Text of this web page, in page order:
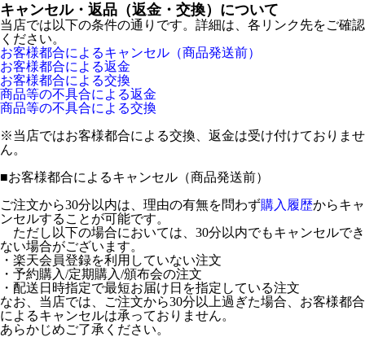
キャンセル・返品（返金・交換）について
当店では以下の条件の通りです。詳細は、各リンク先をご確認
ください。
お客様都合によるキャンセル（商品発送前）
お客様都合による返金
お客様都合による交換
商品等の不具合による返金
商品等の不具合による交換
※当店ではお客様都合による交換、返金は受け付けておりませ
ん。
■お客様都合によるキャンセル（商品発送前）
ご注文から30分以内は、理由の有無を問わず購入履歴からキャ
ンセルすることが可能です。
ただし以下の場合においては、30分以内でもキャンセルでき
ない場合がございます。
・楽天会員登録を利用していない注文
・予約購入/定期購入/頒布会の注文
・配送日時指定で最短お届け日を指定している注文
なお、当店では、ご注文から30分以上過ぎた場合、お客様都合
によるキャンセルは承っておりません。
あらかじめご了承ください。